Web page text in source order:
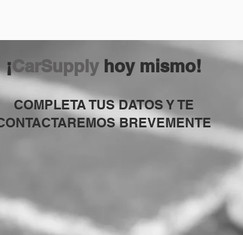
¡CarSupplyhoy mismo!
COMPLETA TUS DATOS Y TE
BREVEMENTE